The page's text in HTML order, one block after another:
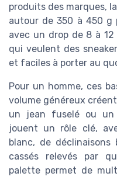
produits des marques,
autour de 350 à 450 g
avec un drop de 8 à
qui veulent des
et faciles à porter au
Pour un homme, ces
volume généreux
un jean fuselé ou un
jouent un rôle clé,
blanc, de
cassés relevés par
palette permet de